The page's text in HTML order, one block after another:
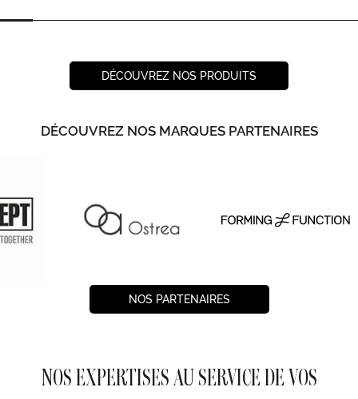
DÉCOUVREZ NOS PRODUITS
DÉCOUVREZ NOS MARQUES PARTENAIRES
NOS PARTENAIRES
NOS EXPERTISES AU SERVICE DE VOS